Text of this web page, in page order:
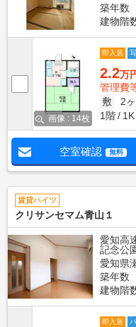
築年数
建物階
画像 : 14枚
即入居
2.2万
管理費
敷
2
1階
1K
空室確認 無料
賃貸ハイツ
クリサンセマム青山１
愛知高
記念公
愛知県
築年数
建物階
即入居